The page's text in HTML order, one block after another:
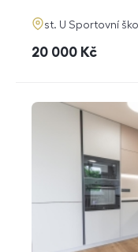
adresa
st. U Sportovní
cena
20 000 Kč